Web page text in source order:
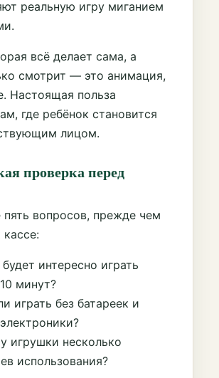
реальную игру миганием
всё делает сама, а
смотрит — это анимация,
Настоящая польза
где ребёнок становится
лицом.
проверка перед
пять вопросов, прежде чем
интересно играть
минут?
играть без батареек и
игрушки несколько
использования?